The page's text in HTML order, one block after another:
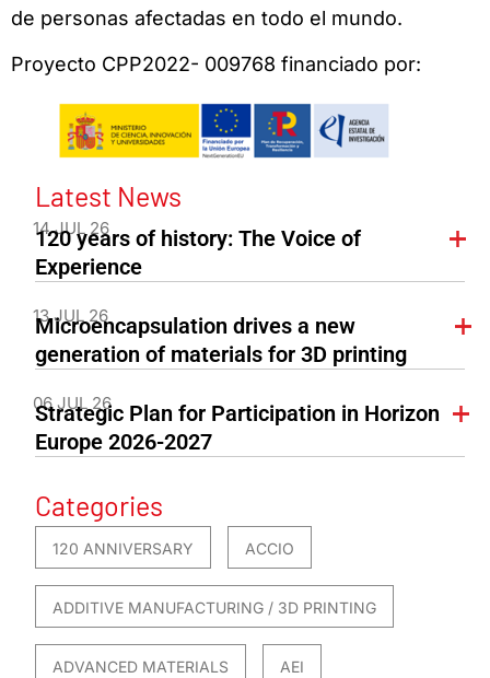
de personas afectadas en todo el mundo.
Proyecto CPP2022- 009768 financiado por:
Latest News
14 JUL 26
120 years of history: The Voice of
Experience
13 JUL 26
Microencapsulation drives a new
generation of materials for 3D printing
06 JUL 26
Strategic Plan for Participation in Horizon
Europe 2026-2027
Categories
120 ANNIVERSARY ACCIO
ADDITIVE MANUFACTURING / 3D PRINTING
ADVANCED MATERIALS AEI